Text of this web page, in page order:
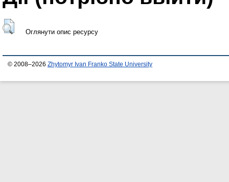
Оглянути опис ресурсу
© 2008–2026 Zhytomyr Ivan Franko State University